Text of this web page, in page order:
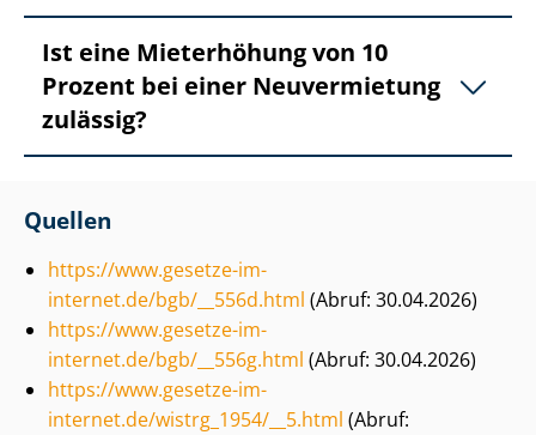
Ist eine Mieterhöhung von 10
Prozent bei einer Neuvermietung
zulässig?
Quellen
https://www.gesetze-im-
internet.de/bgb/__556d.html (Abruf: 30.04.2026)
https://www.gesetze-im-
internet.de/bgb/__556g.html (Abruf: 30.04.2026)
https://www.gesetze-im-
internet.de/wistrg_1954/__5.html (Abruf: